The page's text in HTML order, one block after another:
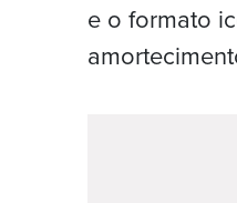
e o formato